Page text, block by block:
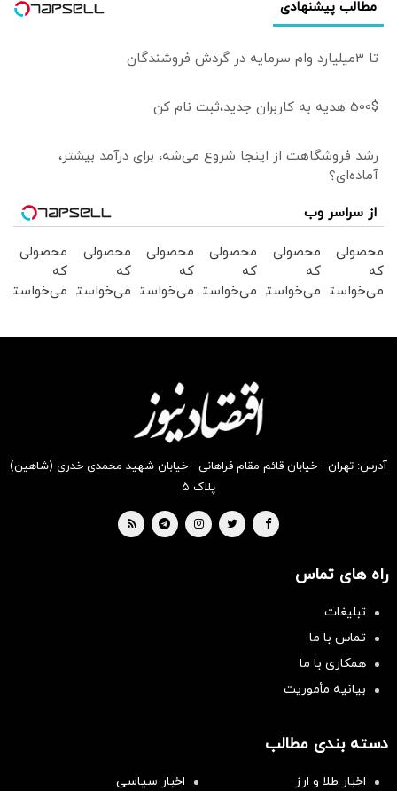
مطالب پیشنهادی
تا 3میلیارد وام سرمایه در گردش فروشندگان
500$ هدیه به کاربران جدید،ثبت نام کن
رشد فروشگاهت از اینجا شروع می‌شه، برای درآمد بیشتر،
آماده‌ای؟
از سراسر وب
محصولی
که
می‌خواستی
محصولی
که
می‌خواستی
محصولی
که
می‌خواستی
بخر !
محصولی
که
می‌خواستی
بخر !
محصولی
که
می‌خواستی
محصولی
که
می‌خواستی
آدرس: تهران - خیابان قائم مقام فراهانی - خیابان شهید محمدی خدری (شاهین)
پلاک ۵
راه های تماس
تبلیغات
تماس با ما
همکاری با ما
بیانیه مأموریت
دسته بندی مطالب
اخبار طلا و ارز
اخبار سیاسی